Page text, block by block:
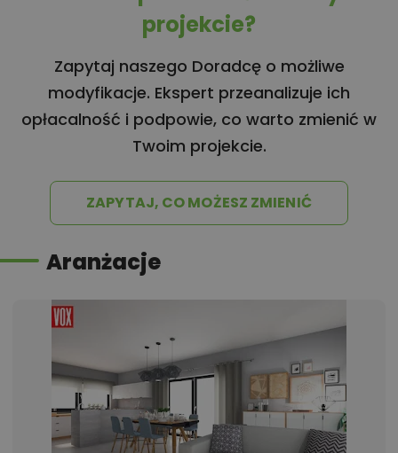
projekcie?
Zapytaj naszego Doradcę o możliwe
modyfikacje. Ekspert przeanalizuje ich
opłacalność i podpowie, co warto zmienić w
Twoim projekcie.
ZAPYTAJ, CO MOŻESZ ZMIENIĆ
Aranżacje